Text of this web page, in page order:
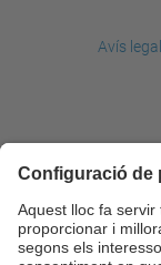
Avís legal